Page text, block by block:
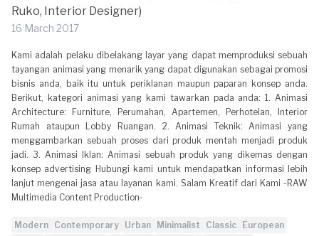
Ruko, Interior Designer)
16 March 2017
Kami adalah pelaku dibelakang layar yang dapat memproduksi sebuah
tayangan animasi yang menarik yang dapat digunakan sebagai promosi
bisnis anda, baik itu untuk periklanan maupun paparan konsep anda.
Berikut, kategori animasi yang kami tawarkan pada anda: 1. Animasi
Architecture: Furniture, Perumahan, Apartemen, Perhotelan, Interior
Rumah ataupun Lobby Ruangan. 2. Animasi Teknik: Animasi yang
menggambarkan sebuah proses dari produk mentah menjadi produk
jadi. 3. Animasi Iklan: Animasi sebuah produk yang dikemas dengan
konsep advertising Hubungi kami untuk mendapatkan informasi lebih
lanjut mengenai jasa atau layanan kami. Salam Kreatif dari Kami -RAW
Multimedia Content Production-
Modern Contemporary Urban Minimalist Classic
European